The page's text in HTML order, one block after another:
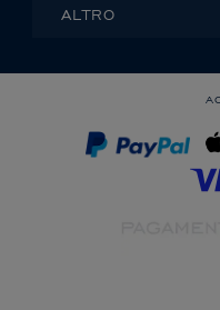
ALTRO